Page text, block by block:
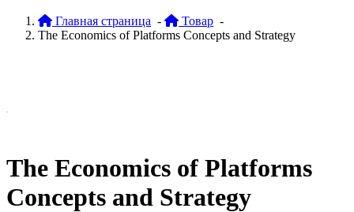
Главная страница - Товар -
The Economics of Platforms Concepts and Strategy
The Economics of Platforms
Concepts and Strategy